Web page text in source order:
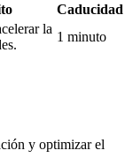
Caducidad
la
1 minuto
y optimizar el